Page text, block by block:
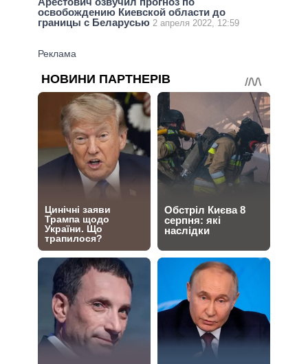
освобождению Киевской области до
границы с Беларусью 2 апреля 2022, 12:59